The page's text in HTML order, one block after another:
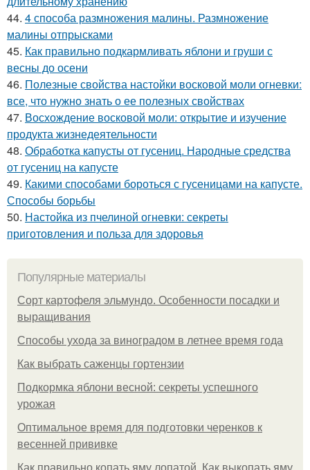
44. 4 способа размножения малины. Размножение
малины отпрысками
45. Как правильно подкармливать яблони и груши с
весны до осени
46. Полезные свойства настойки восковой моли огневки:
все, что нужно знать о ее полезных свойствах
47. Восхождение восковой моли: открытие и изучение
продукта жизнедеятельности
48. Обработка капусты от гусениц. Народные средства
от гусениц на капусте
49. Какими способами бороться с гусеницами на капусте.
Способы борьбы
50. Настойка из пчелиной огневки: секреты
приготовления и польза для здоровья
Популярные материалы
Сорт картофеля эльмундо. Особенности посадки и
выращивания
Способы ухода за виноградом в летнее время года
Как выбрать саженцы гортензии
Подкормка яблони весной: секреты успешного
урожая
Оптимальное время для подготовки черенков к
весенней прививке
Как правильно копать яму лопатой. Как выкопать яму